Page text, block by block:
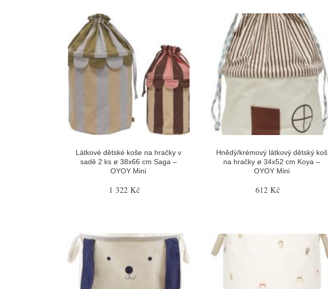
Látkové dětské koše na hračky v
sadě 2 ks ø 38x66 cm Saga –
OYOY Mini
1 322 Kč
Hnědý/krémový látkový dětský koš
na hračky ø 34x52 cm Koya –
OYOY Mini
612 Kč